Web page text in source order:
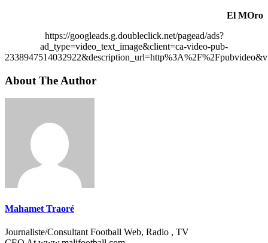
El MOro
https://googleads.g.doubleclick.net/pagead/ads?
ad_type=video_text_image&client=ca-video-pub-
About The Author
Mahamet Traoré
Journaliste/Consultant Football Web, Radio , TV